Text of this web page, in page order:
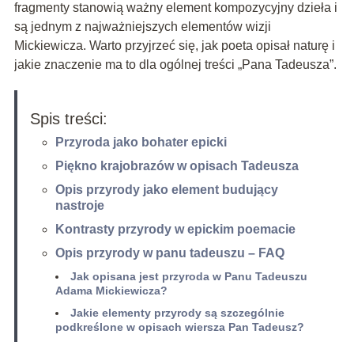
fragmenty stanowią ważny element kompozycyjny dzieła i
są jednym z najważniejszych elementów wizji
Mickiewicza. Warto przyjrzeć się, jak poeta opisał naturę i
jakie znaczenie ma to dla ogólnej treści „Pana Tadeusza”.
Spis treści:
Przyroda jako bohater epicki
Piękno krajobrazów w opisach Tadeusza
Opis przyrody jako element budujący
nastroje
Kontrasty przyrody w epickim poemacie
Opis przyrody w panu tadeuszu – FAQ
Jak opisana jest przyroda w Panu Tadeuszu
Adama Mickiewicza?
Jakie elementy przyrody są szczególnie
podkreślone w opisach wiersza Pan Tadeusz?